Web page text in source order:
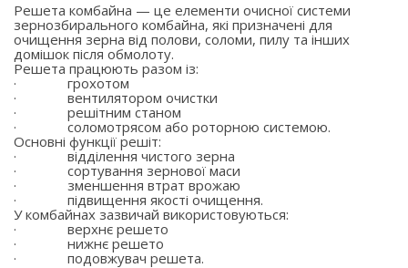
Решета комбайна — це елементи очисної системи
зернозбирального комбайна, які призначені для
очищення зерна від полови, соломи, пилу та інших
домішок після обмолоту.
Решета працюють разом із:
·
грохотом
·
вентилятором очистки
·
решітним станом
·
соломотрясом або роторною системою.
Основні функції решіт:
·
відділення чистого зерна
·
сортування зернової маси
·
зменшення втрат врожаю
·
підвищення якості очищення.
У комбайнах зазвичай використовуються:
·
верхнє решето
·
нижнє решето
·
подовжувач решета.